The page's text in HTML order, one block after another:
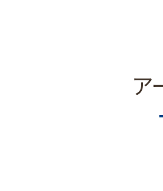
ア